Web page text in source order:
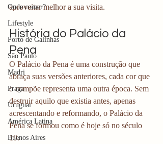
Onde comer?
Lifestyle
Porto de Galinhas
São Paulo
Madri
Praga
Uruguai
América Latina
Buenos Aires
aproveitar melhor a sua visita.
História do Palácio da
Pena
O Palácio da Pena é uma construção que
abraça suas versões anteriores, cada cor que
o compõe representa uma outra época. Sem
destruir aquilo que existia antes, apenas
acrescentando e reformando, o Palácio da
Pena se formou como é hoje só no século
19.